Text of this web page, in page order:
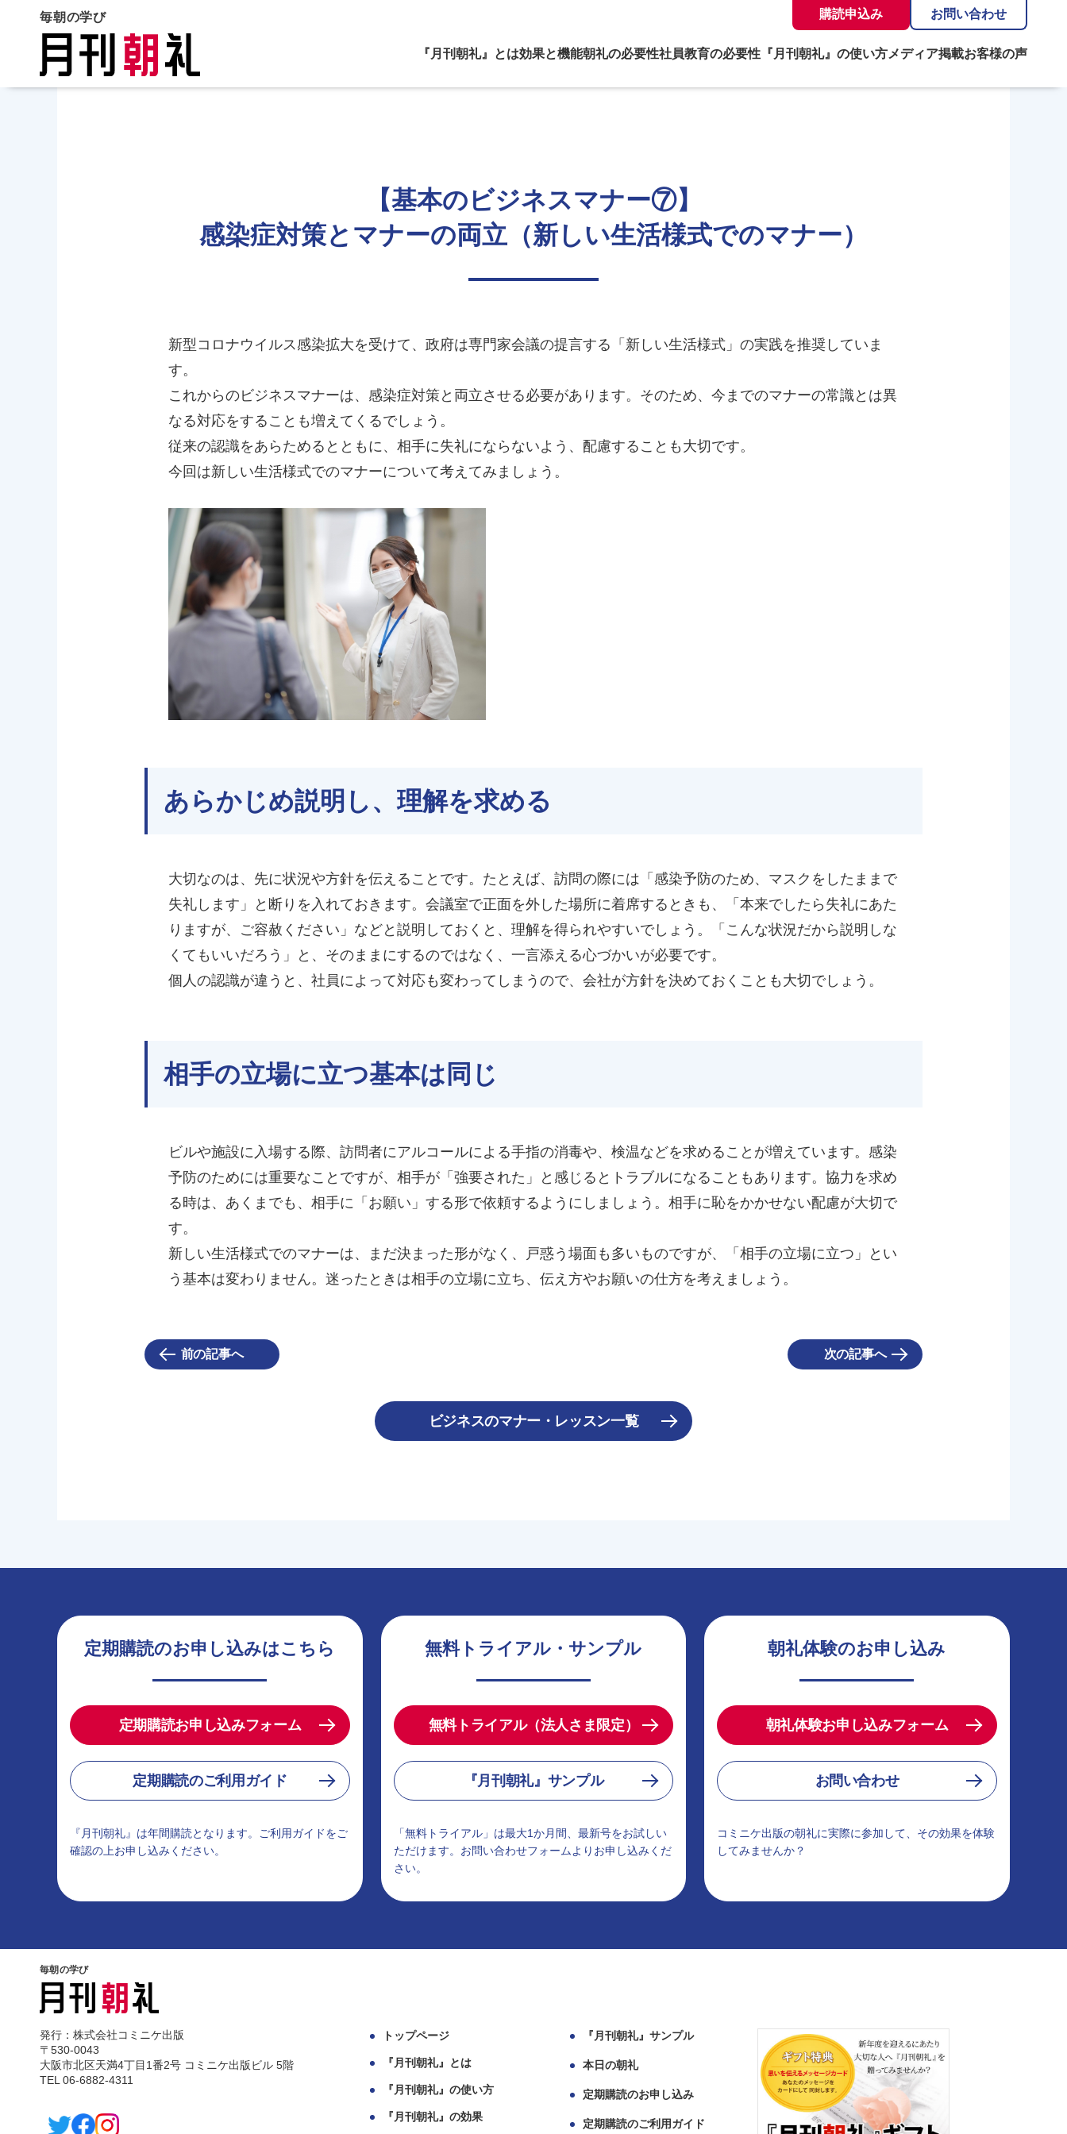
毎朝の学び 購読申込み お問い合わせ
『月刊朝礼』とは効果と機能朝礼の必要性社員教育の必要性 『月刊朝礼』の使い方メディア掲載お客様の声
【基本のビジネスマナー⑦】
感染症対策とマナーの両立（新しい生活様式でのマナー）
新型コロナウイルス感染拡大を受けて、政府は専門家会議の提言する「新しい生活様式」の実践を推奨していま
す。
これからのビジネスマナーは、感染症対策と両立させる必要があります。そのため、今までのマナーの常識とは異
なる対応をすることも増えてくるでしょう。
従来の認識をあらためるとともに、相手に失礼にならないよう、配慮することも大切です。
今回は新しい生活様式でのマナーについて考えてみましょう。
あらかじめ説明し、理解を求める
大切なのは、先に状況や方針を伝えることです。たとえば、訪問の際には「感染予防のため、マスクをしたままで
失礼します」と断りを入れておきます。会議室で正面を外した場所に着席するときも、「本来でしたら失礼にあた
りますが、ご容赦ください」などと説明しておくと、理解を得られやすいでしょう。「こんな状況だから説明しな
くてもいいだろう」と、そのままにするのではなく、一言添える心づかいが必要です。
個人の認識が違うと、社員によって対応も変わってしまうので、会社が方針を決めておくことも大切でしょう。
相手の立場に立つ基本は同じ
ビルや施設に入場する際、訪問者にアルコールによる手指の消毒や、検温などを求めることが増えています。感染
予防のためには重要なことですが、相手が「強要された」と感じるとトラブルになることもあります。協力を求め
る時は、あくまでも、相手に「お願い」する形で依頼するようにしましょう。相手に恥をかかせない配慮が大切で
す。
新しい生活様式でのマナーは、まだ決まった形がなく、戸惑う場面も多いものですが、「相手の立場に立つ」とい
う基本は変わりません。迷ったときは相手の立場に立ち、伝え方やお願いの仕方を考えましょう。
前の記事へ 次の記事へ
ビジネスのマナー・レッスン一覧
定期購読のお申し込みはこちら
定期購読お申し込みフォーム
定期購読のご利用ガイド
『月刊朝礼』は年間購読となります。ご利用ガイドをご
確認の上お申し込みください。
無料トライアル・サンプル
無料トライアル（法人さま限定）
『月刊朝礼』サンプル
「無料トライアル」は最大1か月間、最新号をお試しい
ただけます。お問い合わせフォームよりお申し込みくだ
さい。
朝礼体験のお申し込み
朝礼体験お申し込みフォーム
お問い合わせ
コミニケ出版の朝礼に実際に参加して、その効果を体験
してみませんか？
毎朝の学び
発行：株式会社コミニケ出版
〒530-0043
大阪市北区天満4丁目1番2号 コミニケ出版ビル 5階
TEL 06-6882-4311
トップページ
『月刊朝礼』とは
『月刊朝礼』の使い方
『月刊朝礼』の効果
『月刊朝礼』サンプル
本日の朝礼
定期購読のお申し込み
定期購読のご利用ガイド